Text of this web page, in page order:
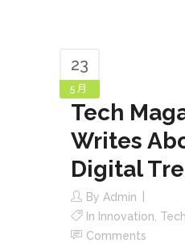
23
5 月
Tech
Writes
Digital
By Admin
In Innovation
Comments